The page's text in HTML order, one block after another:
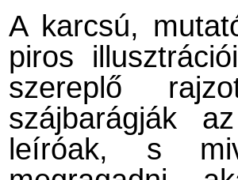
A karcsú,
piros
szereplő
szájbarágják
leíróak, s